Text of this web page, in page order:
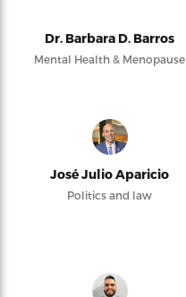
Dr. Barbara D. Barros
Mental Health & Menopause
José Julio Aparicio
Politics and law